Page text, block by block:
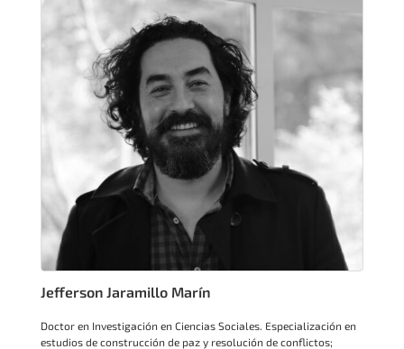
Jefferson Jaramillo Marín
Doctor en Investigación en Ciencias Sociales. Especialización en
estudios de construcción de paz y resolución de conflictos;